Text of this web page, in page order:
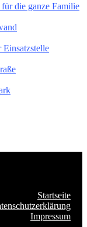
die ganze Familie
Einsatzstelle
Startseite
Impressum